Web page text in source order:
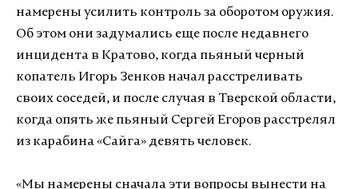
намерены усилить контроль за оборотом оружия.
Об этом они задумались еще после недавнего
инцидента в Кратово, когда пьяный черный
копатель Игорь Зенков начал расстреливать
своих соседей, и после случая в Тверской области,
когда опять же пьяный Сергей Егоров расстрелял
из карабина «Сайга» девять человек.
«Мы намерены сначала эти вопросы вынести на